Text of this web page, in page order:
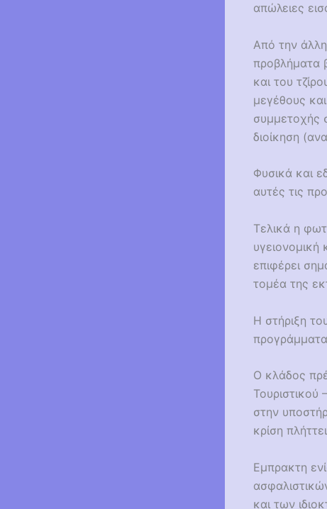
απώλειες
Από την
προβλήματα
και του
μεγέθους
συμμετοχής
διοίκηση
Φυσικά και
αυτές τις
Τελικά η
υγειονομική
επιφέρει
τομέα της
Η στήριξη
προγράμματα
Ο κλάδος
στην
κρίση
Εμπρακτη
και των